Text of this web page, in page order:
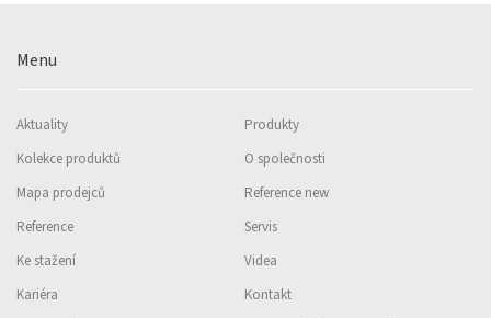
Menu
Aktuality
Produkty
Kolekce produktů
O společnosti
Mapa prodejců
Reference new
Reference
Servis
Ke stažení
Videa
Kariéra
Kontakt